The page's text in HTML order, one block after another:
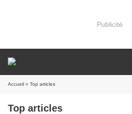
Publicité
Accueil » Top articles
Top articles